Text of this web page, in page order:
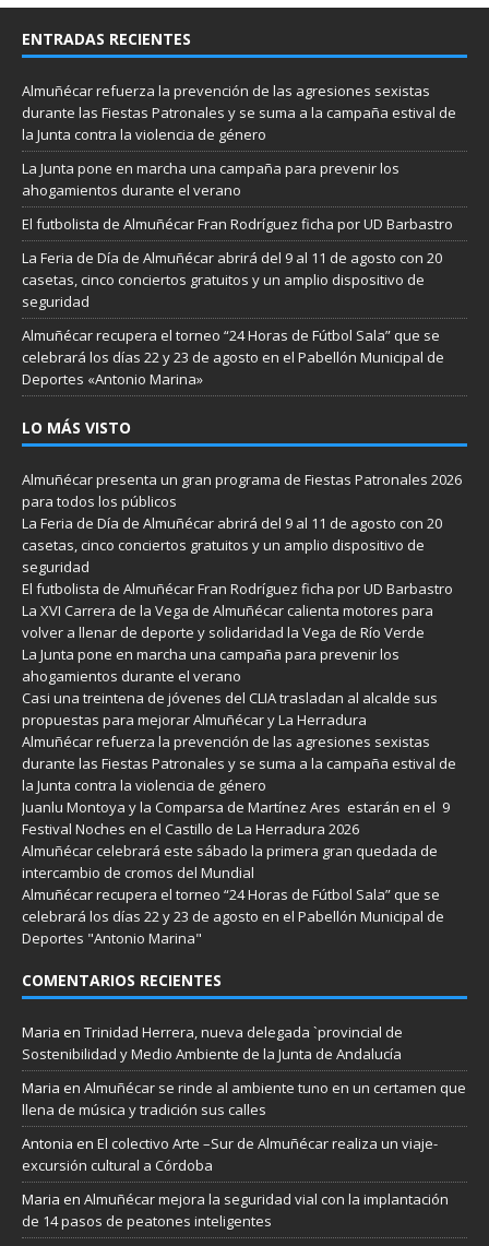
ENTRADAS RECIENTES
Almuñécar refuerza la prevención de las agresiones sexistas
durante las Fiestas Patronales y se suma a la campaña estival de
la Junta contra la violencia de género
La Junta pone en marcha una campaña para prevenir los
ahogamientos durante el verano
El futbolista de Almuñécar Fran Rodríguez ficha por UD Barbastro
La Feria de Día de Almuñécar abrirá del 9 al 11 de agosto con 20
casetas, cinco conciertos gratuitos y un amplio dispositivo de
seguridad
Almuñécar recupera el torneo “24 Horas de Fútbol Sala” que se
celebrará los días 22 y 23 de agosto en el Pabellón Municipal de
Deportes «Antonio Marina»
LO MÁS VISTO
Almuñécar presenta un gran programa de Fiestas Patronales 2026
para todos los públicos
La Feria de Día de Almuñécar abrirá del 9 al 11 de agosto con 20
casetas, cinco conciertos gratuitos y un amplio dispositivo de
seguridad
El futbolista de Almuñécar Fran Rodríguez ficha por UD Barbastro
La XVI Carrera de la Vega de Almuñécar calienta motores para
volver a llenar de deporte y solidaridad la Vega de Río Verde
La Junta pone en marcha una campaña para prevenir los
ahogamientos durante el verano
Casi una treintena de jóvenes del CLIA trasladan al alcalde sus
propuestas para mejorar Almuñécar y La Herradura
Almuñécar refuerza la prevención de las agresiones sexistas
durante las Fiestas Patronales y se suma a la campaña estival de
la Junta contra la violencia de género
Juanlu Montoya y la Comparsa de Martínez Ares estarán en el 9
Festival Noches en el Castillo de La Herradura 2026
Almuñécar celebrará este sábado la primera gran quedada de
intercambio de cromos del Mundial
Almuñécar recupera el torneo “24 Horas de Fútbol Sala” que se
celebrará los días 22 y 23 de agosto en el Pabellón Municipal de
Deportes "Antonio Marina"
COMENTARIOS RECIENTES
Maria en Trinidad Herrera, nueva delegada `provincial de
Sostenibilidad y Medio Ambiente de la Junta de Andalucía
Maria en Almuñécar se rinde al ambiente tuno en un certamen que
llena de música y tradición sus calles
Antonia en El colectivo Arte –Sur de Almuñécar realiza un viaje-
excursión cultural a Córdoba
Maria en Almuñécar mejora la seguridad vial con la implantación
de 14 pasos de peatones inteligentes